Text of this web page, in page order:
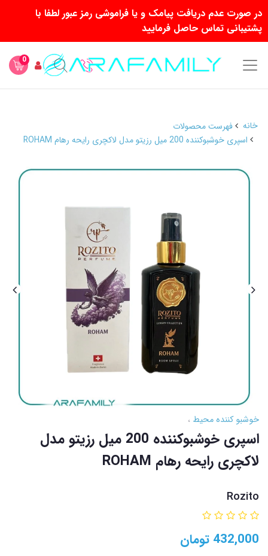
در صورت عدم دریافت پیامک و یا فراموشی رمز عبور لطفا با
پشتیبانی تماس حاصل فرمایید
0
خانه
فهرست محصولات
اسپری خوشبوکننده 200 میل رزیتو مدل لاکچری رایحه رهام ROHAM
خوشبو کننده محیط
اسپری خوشبوکننده 200 میل رزیتو مدل
لاکچری رایحه رهام ROHAM
Rozito
432,000 تومان